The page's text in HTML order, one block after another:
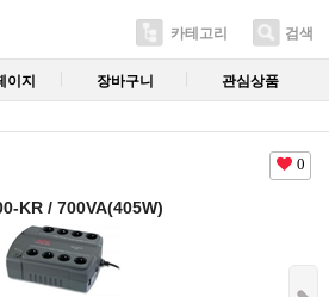
카테고리 검색
이지 장바구니 관심상품
0
KR / 700VA(405W)